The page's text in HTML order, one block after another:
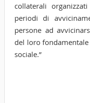
collaterali
periodi di
persone ad
del loro
sociale.”